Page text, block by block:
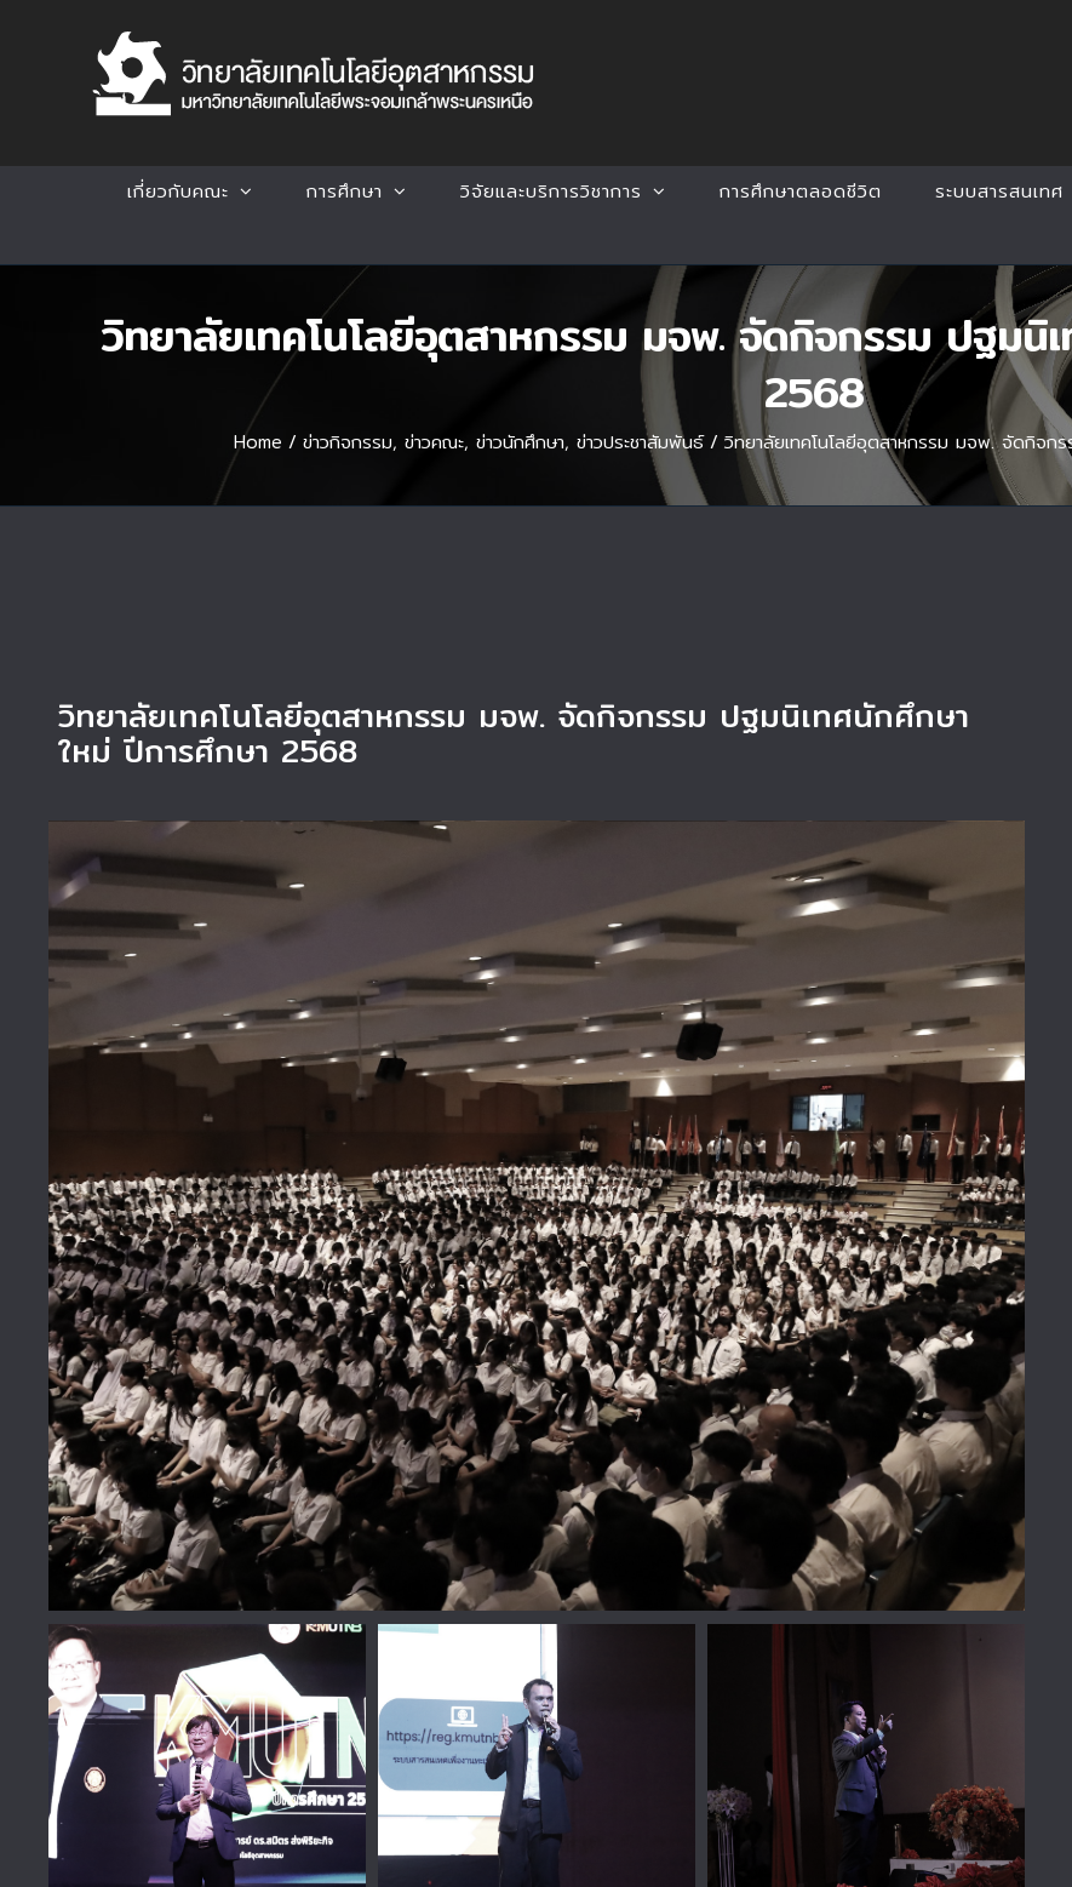
เกี่ยวกับคณะ การศึกษา วิจัยและบริการวิชาการ การศึกษาตลอดชีวิต ระบบสารสนเทศ
วิทยาลัยเทคโนโลยีอุตสาหกรรม มจพ. จัดกิจกรรม ปฐมนิ
2568
Home / ข่าวกิจกรรม, ข่าวคณะ, ข่าวนักศึกษา, ข่าวประชาสัมพันธ์ / วิทยาลัยเทคโนโลยีอุตสาหกรรม มจพ. จัดกิจ
วิทยาลัยเทคโนโลยีอุตสาหกรรม มจพ. จัดกิจกรรม ปฐมนิเทศนักศึกษา
ใหม่ ปีการศึกษา 2568